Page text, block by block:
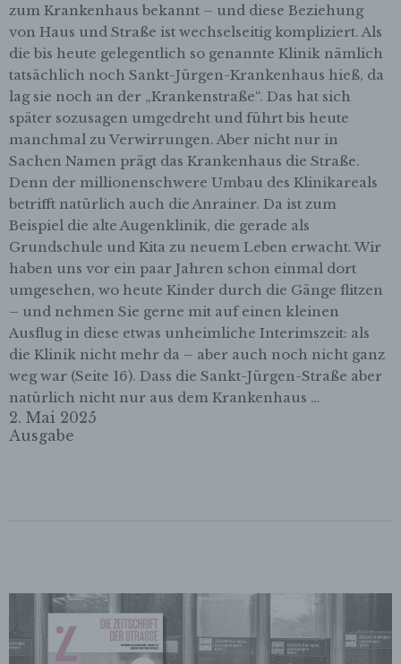
zum Krankenhaus bekannt – und diese Beziehung
von Haus und Straße ist wechselseitig kompliziert. Als
die bis heute gelegentlich so genannte Klinik nämlich
tatsächlich noch Sankt-Jürgen-Krankenhaus hieß, da
lag sie noch an der „Krankenstraße“. Das hat sich
später sozusagen umgedreht und führt bis heute
manchmal zu Verwirrungen. Aber nicht nur in
Sachen Namen prägt das Krankenhaus die Straße.
Denn der millionenschwere Umbau des Klinikareals
betrifft natürlich auch die Anrainer. Da ist zum
Beispiel die alte Augenklinik, die gerade als
Grundschule und Kita zu neuem Leben erwacht. Wir
haben uns vor ein paar Jahren schon einmal dort
umgesehen, wo heute Kinder durch die Gänge flitzen
– und nehmen Sie gerne mit auf einen kleinen
Ausflug in diese etwas unheimliche Interimszeit: als
die Klinik nicht mehr da – aber auch noch nicht ganz
weg war (Seite 16). Dass die Sankt-Jürgen-Straße aber
natürlich nicht nur aus dem Krankenhaus …
2. Mai 2025
Ausgabe
Erfassung von allgemeinen Daten und
Informationen
Die Internetseite erfasst mit jedem Aufruf der
Internetseite durch eine betroffene Person oder ein
automatisiertes System eine Reihe von
allgemeinen Daten und Informationen. Diese
allgemeinen Daten und Informationen werden in
den Logfiles des Servers gespeichert. Erfasst
werden können die (1) verwendeten Browsertypen
und Versionen, (2) das vom zugreifenden System
verwendete Betriebssystem, (3) die Internetseite,
von welcher ein zugreifendes System auf unsere
Internetseite gelangt (sogenannte Referrer), (4) die
Unterwebseiten, welche über ein zugreifendes
System auf unserer Internetseite angesteuert
werden, (5) das Datum und die Uhrzeit eines
Zugriffs auf die Internetseite, (6) eine Internet-
Protokoll-Adresse (IP-Adresse), (7) der Internet-
Service-Provider des zugreifenden Systems und
(8) sonstige ähnliche Daten und Informationen, die
der Gefahrenabwehr im Falle von Angriffen auf
unsere informationstechnologischen Systeme
dienen.
Funktionsfähigkeit unserer
informationstechnologischen Systeme und der
Technik unserer Internetseite zu gewährleisten
sowie (4) um Strafverfolgungsbehörden im Falle